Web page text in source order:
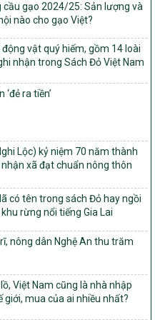
– 2030
nhóm 1, nhóm 2, nhóm 3
đoạn 2026-2030 trên địa bàn
kết theo chuỗi giá trị thuộc
gia Giảm nghèo bền vững
sang năm 2026
khai thực hiện Chương trình
thôn mới, giảm nghèo bền
vùng đồng bào dân tộc thiểu
giai đoạn I: Từ năm 2026
tiêu chí, điều kiện thuộc Bộ
giai đoạn 2026 – 2030 thuộc
nghiệp và Môi trường
cầu gạo 2024/25: Sản lượng và
nào cho gạo Việt?
vật quý hiếm, gồm 14 loài
nhận trong Sách Đỏ Việt Nam
ra tiền’
Lộc) kỷ niệm 70 năm thành
xã đạt chuẩn nông thôn
có tên trong sách Đỏ hay ngồi
rừng nổi tiếng Gia Lai
nông dân Nghệ An thu trăm
Việt Nam cũng là nhà nhập
giới, mua của ai nhiều nhất?